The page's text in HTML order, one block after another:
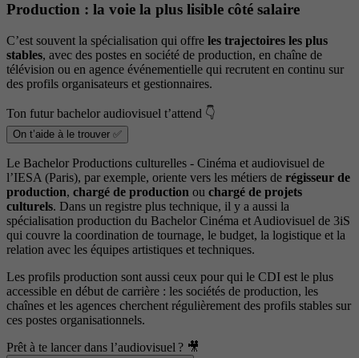
Production : la voie la plus lisible côté salaire
C’est souvent la spécialisation qui offre les trajectoires les plus
stables, avec des postes en société de production, en chaîne de
télévision ou en agence événementielle qui recrutent en continu sur
des profils organisateurs et gestionnaires.
Ton futur bachelor audiovisuel t’attend 👇
On t’aide à le trouver ✅
Le Bachelor Productions culturelles - Cinéma et audiovisuel de
l’IESA (Paris), par exemple, oriente vers les métiers de régisseur de
production, chargé de production ou chargé de projets
culturels. Dans un registre plus technique, il y a aussi la
spécialisation production du Bachelor Cinéma et Audiovisuel de 3iS
qui couvre la coordination de tournage, le budget, la logistique et la
relation avec les équipes artistiques et techniques.
Les profils production sont aussi ceux pour qui le CDI est le plus
accessible en début de carrière : les sociétés de production, les
chaînes et les agences cherchent régulièrement des profils stables sur
ces postes organisationnels.
Prêt à te lancer dans l’audiovisuel ? 🎥